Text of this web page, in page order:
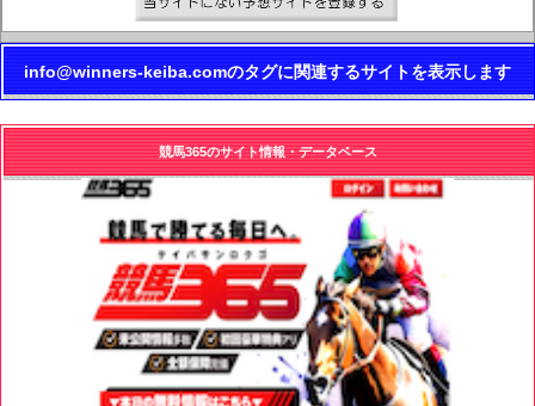
info@winners-keiba.comのタグに関連するサイトを表示します
競馬365のサイト情報・データベース